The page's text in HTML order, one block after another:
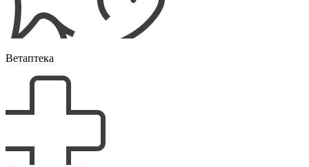
Ветаптека